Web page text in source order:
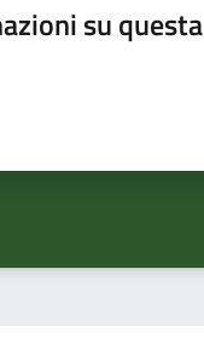
su questa